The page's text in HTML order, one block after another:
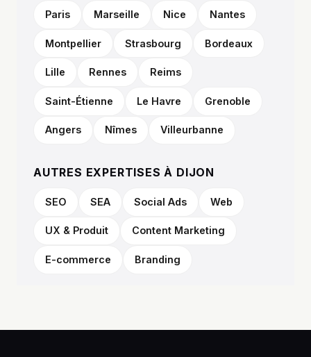
Paris Marseille Nice Nantes
Montpellier Strasbourg Bordeaux
Lille Rennes Reims
Saint-Étienne Le Havre Grenoble
Angers Nîmes Villeurbanne
AUTRES EXPERTISES À DIJON
SEO SEA Social Ads Web
UX & Produit Content Marketing
E-commerce Branding